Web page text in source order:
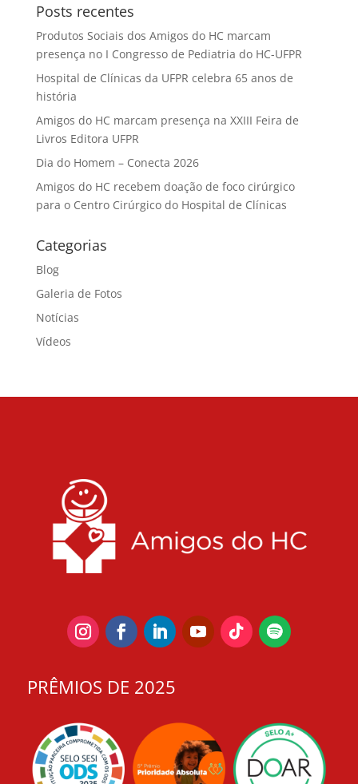
Posts recentes
Produtos Sociais dos Amigos do HC marcam
presença no I Congresso de Pediatria do HC-UFPR
Hospital de Clínicas da UFPR celebra 65 anos de
história
Amigos do HC marcam presença na XXIII Feira de
Livros Editora UFPR
Dia do Homem – Conecta 2026
Amigos do HC recebem doação de foco cirúrgico
para o Centro Cirúrgico do Hospital de Clínicas
Categorias
Blog
Galeria de Fotos
Notícias
Vídeos
PRÊMIOS DE 2025